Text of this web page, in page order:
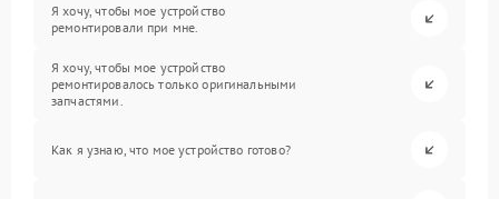
Я хочу, чтобы мое устройство
ремонтировали при мне.
Я хочу, чтобы мое устройство
ремонтировалось только оригинальными
запчастями.
Как я узнаю, что мое устройство готово?